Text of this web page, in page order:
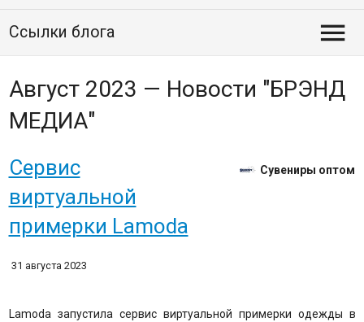
Ссылки блога 
Август 2023 — Новости "БРЭНД
МЕДИА"
Сервис
виртуальной
примерки Lamoda
Сувениры оптом
31 августа 2023
Lamoda запустила сервис виртуальной примерки одежды в